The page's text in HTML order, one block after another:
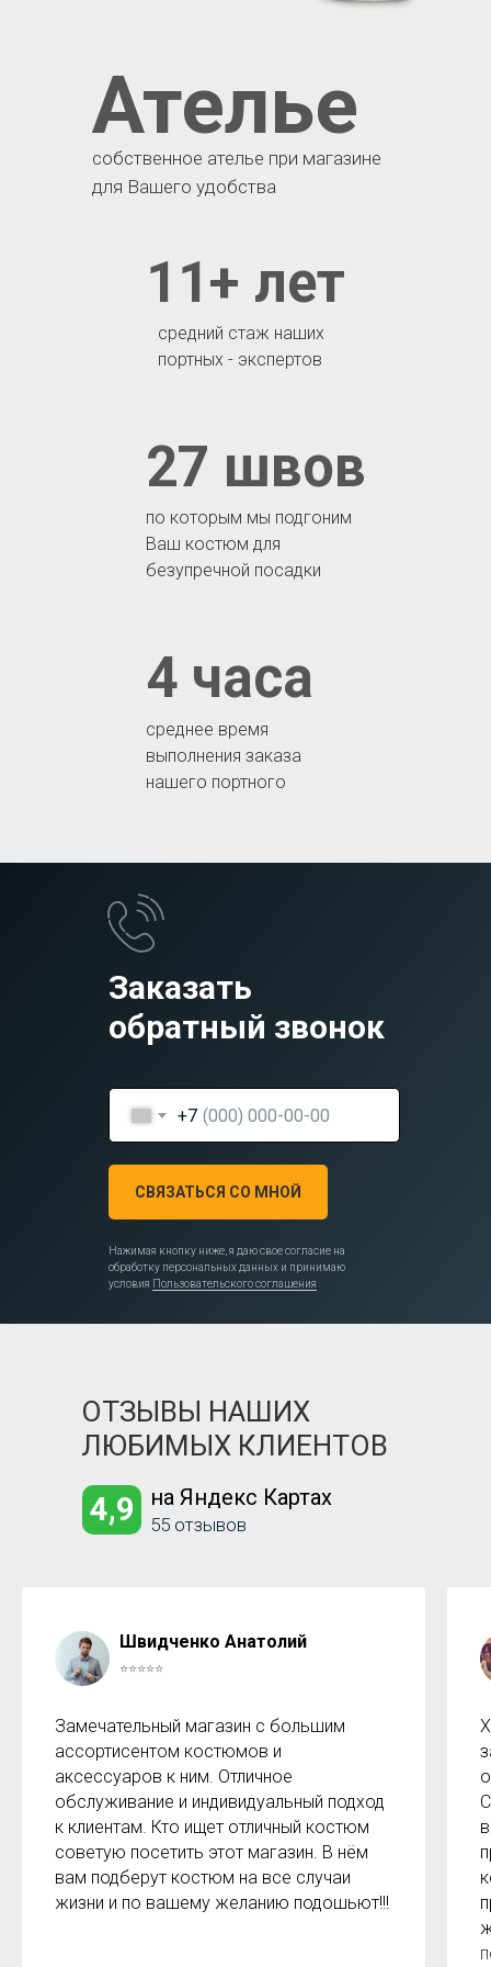
среднее время
выполнения заказа
нашего портного
4 часа
по которым мы подгоним
Ваш костюм для
безупречной посадки
27 швов
средний стаж наших
портных - экспертов
11+ лет
Ателье
собственное ателье при магазине
для Вашего удобства
Заказать
обратный звонок
+7
СВЯЗАТЬСЯ СО МНОЙ
Нажимая кнопку ниже, я даю свое согласие на
обработку персональных данных и принимаю
условия Пользовательского соглашения
55 отзывов
на Яндекс Картах
4,9
ОТЗЫВЫ НАШИХ
ЛЮБИМЫХ КЛИЕНТОВ
Швидченко Анатолий
⭐⭐⭐⭐⭐
Замечательный магазин с большим
ассортисентом костюмов и
аксессуаров к ним. Отличное
обслуживание и индивидуальный подход
к клиентам. Кто ищет отличный костюм
советую посетить этот магазин. В нём
вам подберут костюм на все случаи
жизни и по вашему желанию подошьют!!!